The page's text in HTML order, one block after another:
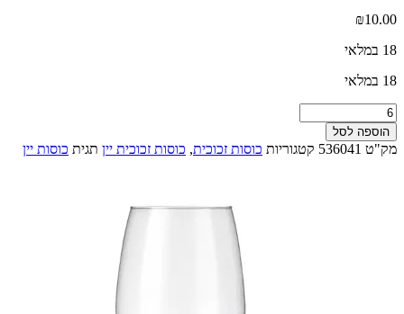
₪10.00
18 במלאי
18 במלאי
כמות
של
גביע/כוס
יין
הוספה לסל
מק"ט 536041 קטגוריות כוסות זכוכית, כוסות זכוכית יין תגית כוסות יין